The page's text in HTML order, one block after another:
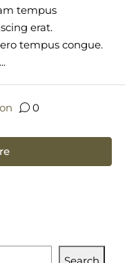
tempus
erat.
tempus congue.
0